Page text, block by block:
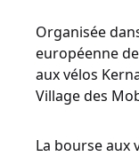
Organisée
européenne
aux vélos
Village des
La bourse aux